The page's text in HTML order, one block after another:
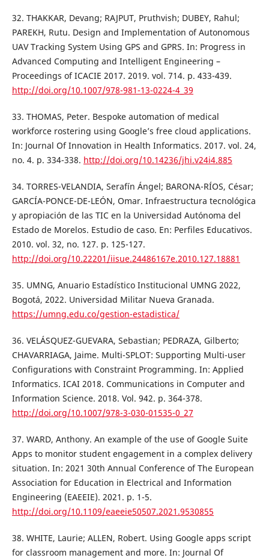
32. THAKKAR, Devang; RAJPUT, Pruthvish; DUBEY, Rahul;
PAREKH, Rutu. Design and Implementation of Autonomous
UAV Tracking System Using GPS and GPRS. In: Progress in
Advanced Computing and Intelligent Engineering –
Proceedings of ICACIE 2017. 2019. vol. 714. p. 433-439.
http://doi.org/10.1007/978-981-13-0224-4_39
33. THOMAS, Peter. Bespoke automation of medical
workforce rostering using Google’s free cloud applications.
In: Journal Of Innovation in Health Informatics. 2017. vol. 24,
no. 4. p. 334-338. http://doi.org/10.14236/jhi.v24i4.885
34. TORRES-VELANDIA, Serafín Ángel; BARONA-RÍOS, César;
GARCÍA-PONCE-DE-LEÓN, Omar. Infraestructura tecnológica
y apropiación de las TIC en la Universidad Autónoma del
Estado de Morelos. Estudio de caso. En: Perfiles Educativos.
2010. vol. 32, no. 127. p. 125-127.
http://doi.org/10.22201/iisue.24486167e.2010.127.18881
35. UMNG, Anuario Estadístico Institucional UMNG 2022,
Bogotá, 2022. Universidad Militar Nueva Granada.
https://umng.edu.co/gestion-estadistica/
36. VELÁSQUEZ-GUEVARA, Sebastian; PEDRAZA, Gilberto;
CHAVARRIAGA, Jaime. Multi-SPLOT: Supporting Multi-user
Configurations with Constraint Programming. In: Applied
Informatics. ICAI 2018. Communications in Computer and
Information Science. 2018. Vol. 942. p. 364-378.
http://doi.org/10.1007/978-3-030-01535-0_27
37. WARD, Anthony. An example of the use of Google Suite
Apps to monitor student engagement in a complex delivery
situation. In: 2021 30th Annual Conference of The European
Association for Education in Electrical and Information
Engineering (EAEEIE). 2021. p. 1-5.
http://doi.org/10.1109/eaeeie50507.2021.9530855
38. WHITE, Laurie; ALLEN, Robert. Using Google apps script
for classroom management and more. In: Journal Of